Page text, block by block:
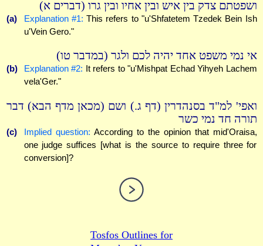
ושפטתם צדק בין איש ובין אחיו ובין גרו (דברים א)
(a) Explanation #1: This refers to "u'Shfatetem Tzedek Bein Ish
u'Vein Gero."
אי נמי משפט אחד יהיה לכם ולגר (במדבר טו)
(b) Explanation #2: It refers to "u'Mishpat Echad Yihyeh Lachem
vela'Ger."
ואפי' למ"ד בסנהדרין (דף ג.) ושם (מכאן מדף הבא) דבר
תורה חד נמי כשר
(c) Implied question: According to the opinion that mid'Oraisa,
one judge suffices [what is the source to require three for
conversion]?
Tosfos Outlines for